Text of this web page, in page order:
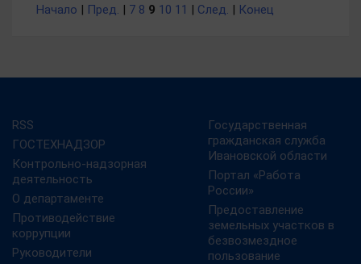
Начало | Пред. | 7 8 9 10 11 | След. | Конец
RSS
ГОСТЕХНАДЗОР
Контрольно-надзорная
деятельность
О департаменте
Противодействие
коррупции
Руководители
Государственная
гражданская служба
Ивановской области
Портал «Работа
России»
Предоставление
земельных участков в
безвозмездное
пользование